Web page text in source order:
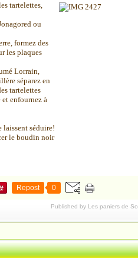
tartelettes,
ou
formez des
les plaques
Lorrain,
séparez en
tartelettes
enfournez à
laissent séduire!
le boudin noir
Repost 0
Published by Les paniers de